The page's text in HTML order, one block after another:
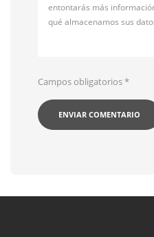
entontarás más
qué almacenamos sus
Campos obligatorios*